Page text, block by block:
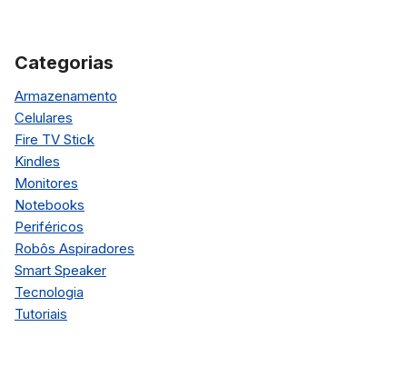
Categorias
Armazenamento
Celulares
Fire TV Stick
Kindles
Monitores
Notebooks
Periféricos
Robôs Aspiradores
Smart Speaker
Tecnologia
Tutoriais